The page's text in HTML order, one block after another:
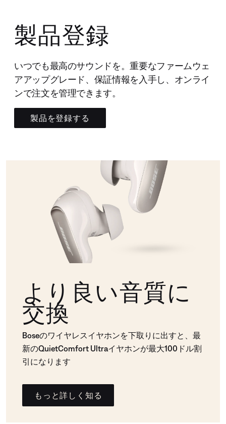
製品登録
いつでも最高のサウンドを。重要なファームウェ
アアップグレード、保証情報を入手し、オンライ
ンで注文を管理できます。
製品を登録する
より良い音質に
交換
Boseのワイヤレスイヤホンを下取りに出すと、最
新のQuietComfort Ultraイヤホンが最大100ドル割
引になります
もっと詳しく知る